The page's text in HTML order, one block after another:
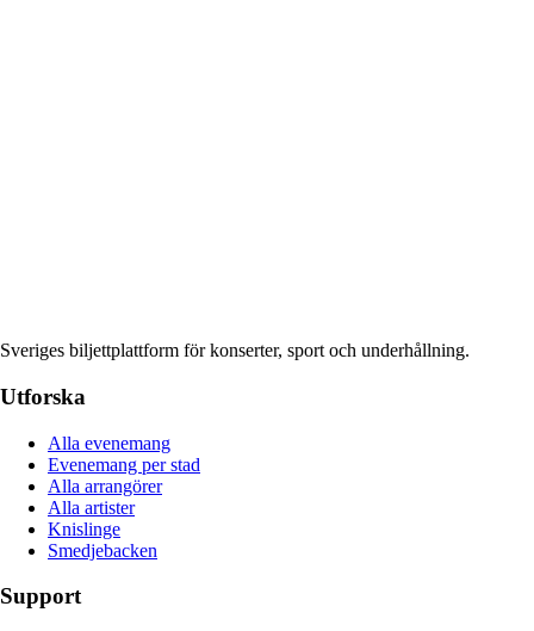
Sveriges biljettplattform för konserter, sport och underhållning.
Utforska
Alla evenemang
Evenemang per stad
Alla arrangörer
Alla artister
Knislinge
Smedjebacken
Support